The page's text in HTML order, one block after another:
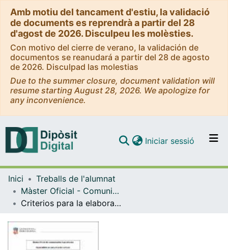
Amb motiu del tancament d'estiu, la validació
de documents es reprendrà a partir del 28
d'agost de 2026. Disculpeu les molèsties.
Con motivo del cierre de verano, la validación de
documentos se reanudará a partir del 28 de agosto
de 2026. Disculpad las molestias
Due to the summer closure, document validation will
resume starting August 28, 2026. We apologize for
any inconvenience.
Navega per tot el DD
Iniciar sessió (current)
Inici
Treballs de l'alumnat
Màster Oficial - Comunicació Especialitzada
Criterios para la elaboración de planes de comunicación para radios privadas en base al objetivo cinco del plan nacional para el buen vivir en Ecuador